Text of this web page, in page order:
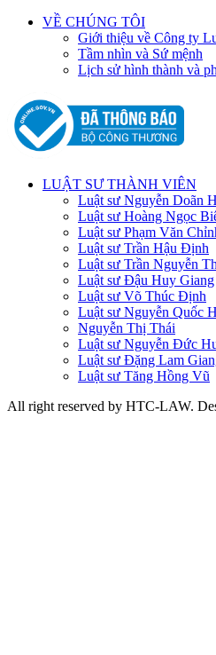
VỀ CHÚNG TÔI
Giới thiệu về Công ty
Tầm nhìn và Sứ mệnh
Lịch sử hình thành và
LUẬT SƯ THÀNH VIÊN
Luật sư Nguyễn Doãn
Luật sư Hoàng Ngọc
Luật sư Phạm Văn
Luật sư Trần Hậu Định
Luật sư Trần Nguyễn
Luật sư Đậu Huy Giang
Luật sư Võ Thúc Định
Luật sư Nguyễn Quốc
Nguyễn Thị Thái
Luật sư Nguyễn Đức
Luật sư Đặng Lam
Luật sư Tăng Hồng Vũ
All right reserved by HTC-LAW.